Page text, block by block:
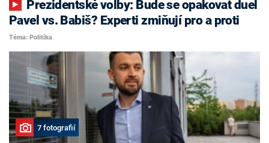
Pavel vs. Babiš? Experti zmiňují pro a proti
Téma: Politika
7 fotografií